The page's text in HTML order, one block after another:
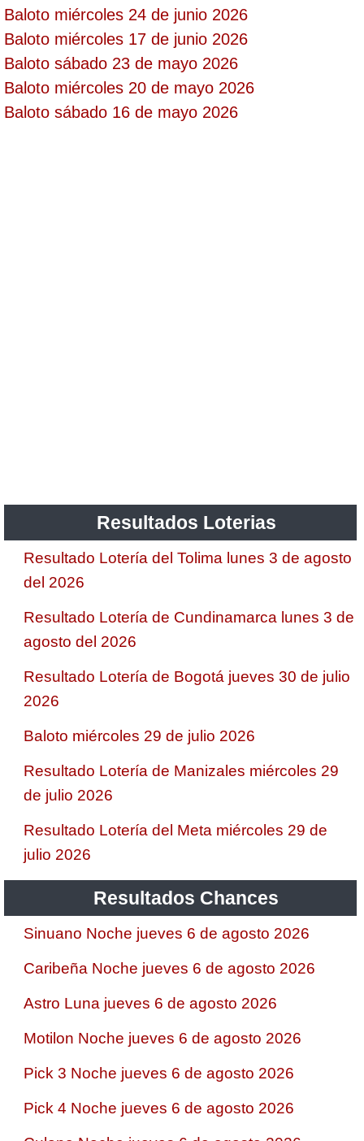
Motilon Noche
Paisita Día
Paisita Noche
Sinuano Día
Sinuano Noche
Baloto miércoles 24 de junio 2026
Baloto miércoles 17 de junio 2026
Baloto sábado 23 de mayo 2026
Baloto miércoles 20 de mayo 2026
Baloto sábado 16 de mayo 2026
Resultados Loterias
Resultado Lotería del Tolima lunes 3 de agosto
del 2026
Resultado Lotería de Cundinamarca lunes 3 de
agosto del 2026
Resultado Lotería de Bogotá jueves 30 de julio
2026
Baloto miércoles 29 de julio 2026
Resultado Lotería de Manizales miércoles 29
de julio 2026
Resultado Lotería del Meta miércoles 29 de
julio 2026
Resultados Chances
Sinuano Noche jueves 6 de agosto 2026
Caribeña Noche jueves 6 de agosto 2026
Astro Luna jueves 6 de agosto 2026
Motilon Noche jueves 6 de agosto 2026
Pick 3 Noche jueves 6 de agosto 2026
Pick 4 Noche jueves 6 de agosto 2026